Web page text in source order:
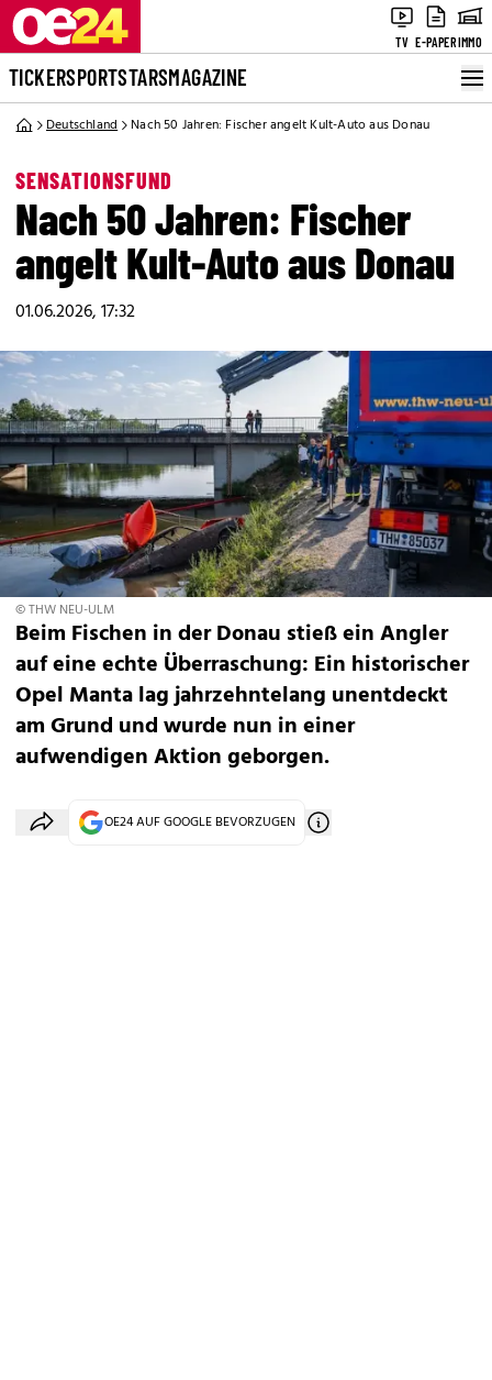
TV E-PAPERIMMO
TICKERSPORTSTARSMAGAZINE
Deutschland Nach 50 Jahren: Fischer angelt Kult-Auto aus Donau
SENSATIONSFUND
Nach 50 Jahren: Fischer
angelt Kult-Auto aus Donau
01.06.2026, 17:32
© THW NEU-ULM
Beim Fischen in der Donau stieß ein Angler
auf eine echte Überraschung: Ein historischer
Opel Manta lag jahrzehntelang unentdeckt
am Grund und wurde nun in einer
aufwendigen Aktion geborgen.
OE24 AUF GOOGLE BEVORZUGEN